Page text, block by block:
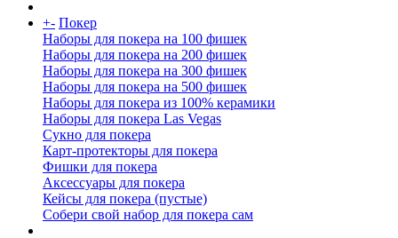
+- Покер
Наборы для покера на 100 фишек
Наборы для покера на 200 фишек
Наборы для покера на 300 фишек
Наборы для покера на 500 фишек
Наборы для покера из 100% керамики
Наборы для покера Las Vegas
Сукно для покера
Карт-протекторы для покера
Фишки для покера
Аксессуары для покера
Кейсы для покера (пустые)
Собери свой набор для покера сам